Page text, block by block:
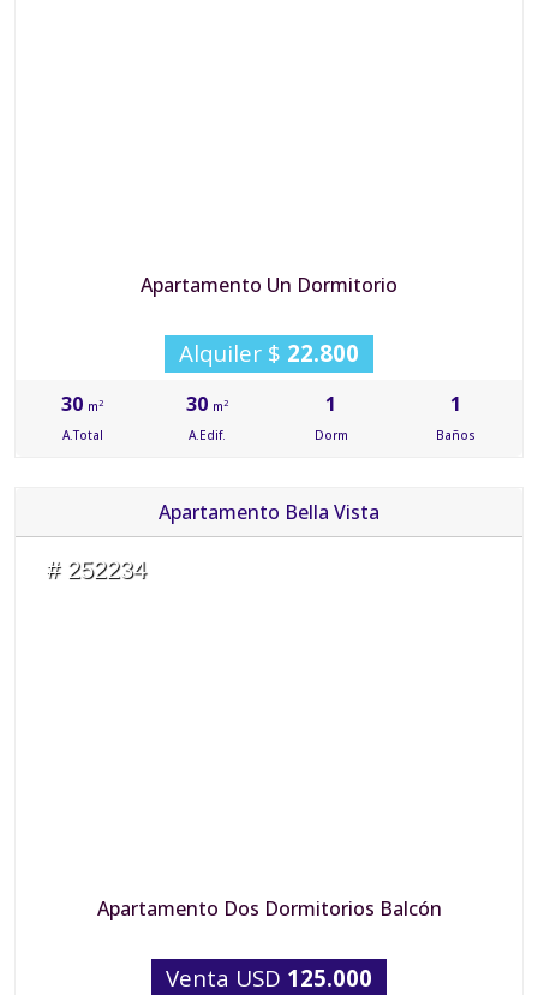
Apartamento Un Dormitorio
Alquiler $ 22.800
30 m2
A.Total
30 m2
A.Edif.
1
Dorm
1
Baños
Apartamento Bella Vista
# 252234
Apartamento Dos Dormitorios Balcón
Venta USD 125.000